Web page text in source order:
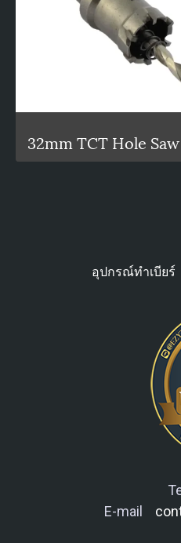
อุปกรณ์ทำเบียร์
E-mail